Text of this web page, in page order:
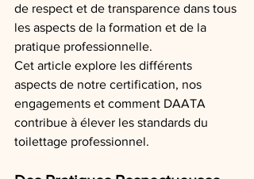
de respect et de transparence dans tous
les aspects de la formation et de la
pratique professionnelle.
Cet article explore les différents
aspects de notre certification, nos
engagements et comment DAATA
contribue à élever les standards du
toilettage professionnel.